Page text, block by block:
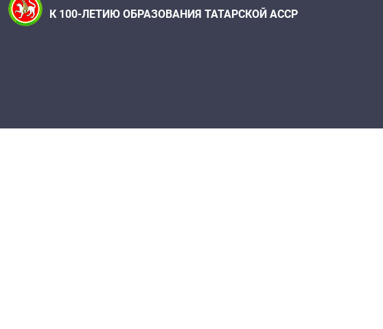
К 100-ЛЕТИЮ ОБРАЗОВАНИЯ ТАТАРСКОЙ АССР